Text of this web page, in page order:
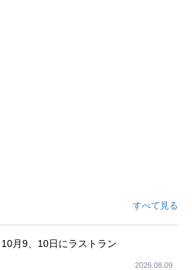
すべて見る
月9、10日にラストラン
2026.08.09